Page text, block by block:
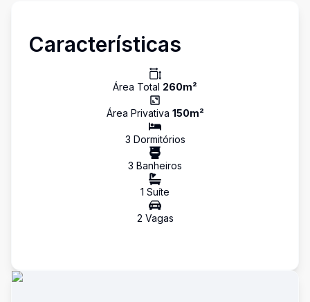
Características
Área Total 260m²
Área Privativa 150m²
3 Dormitórios
3 Banheiros
1 Suíte
2 Vagas